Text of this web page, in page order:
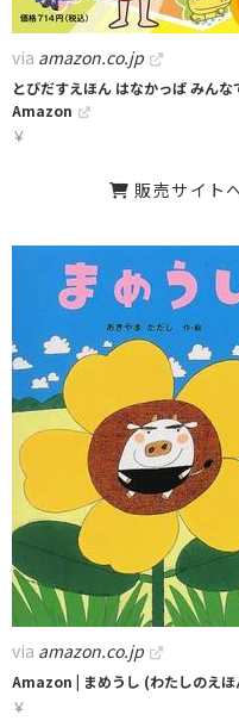
via amazon.co.jp
とびだすえほん はなかっぱ みん
Amazon
￥
販売サイト
via amazon.co.jp
Amazon | まめうし (わたしのえほ
￥